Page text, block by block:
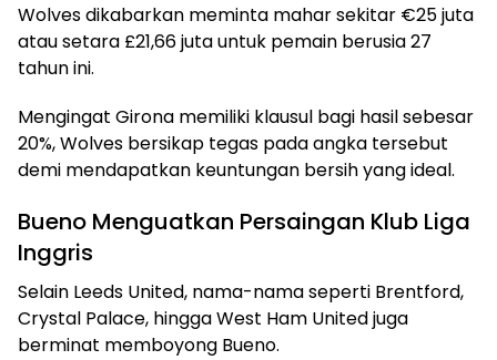
Wolves dikabarkan meminta mahar sekitar €25 juta
atau setara £21,66 juta untuk pemain berusia 27
tahun ini.
Mengingat Girona memiliki klausul bagi hasil sebesar
20%, Wolves bersikap tegas pada angka tersebut
demi mendapatkan keuntungan bersih yang ideal.
Bueno Menguatkan Persaingan Klub Liga
Inggris
Selain Leeds United, nama-nama seperti Brentford,
Crystal Palace, hingga West Ham United juga
berminat memboyong Bueno.